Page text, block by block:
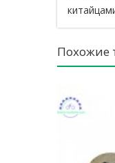
Похожие